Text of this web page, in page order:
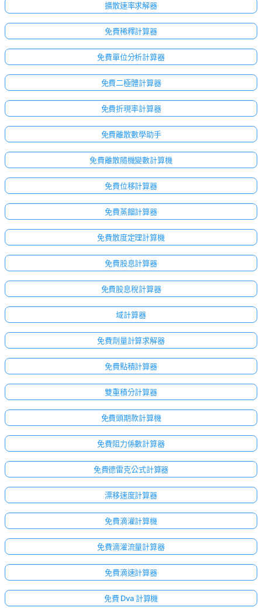
擴散速率求解器
免費稀釋計算器
免費單位分析計算器
免費二極體計算器
免費折現率計算器
免費離散數學助手
免費離散隨機變數計算機
免費位移計算器
免費蒸餾計算器
免費散度定理計算機
免費股息計算器
免費股息稅計算器
域計算器
免費劑量計算求解器
免費點積計算器
雙重積分計算器
免費頭期款計算機
免費阻力係數計算器
免費德雷克公式計算器
漂移速度計算器
免費滴灌計算機
免費滴灌流量計算器
免費滴速計算器
免費 Dva 計算機